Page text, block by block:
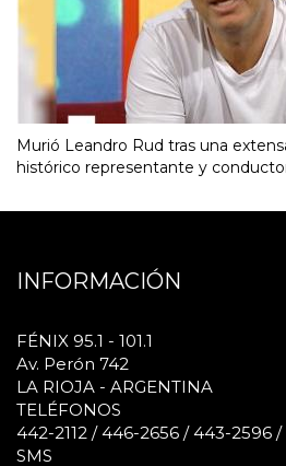
Murió Leandro Rud tras una
histórico representante y
INFORMACIÓN
FÉNIX 95.1 - 101.1
Av. Perón 742
LA RIOJA - ARGENTINA
TELÉFONOS
442-2112 / 446-2656 / 443-2596
SMS